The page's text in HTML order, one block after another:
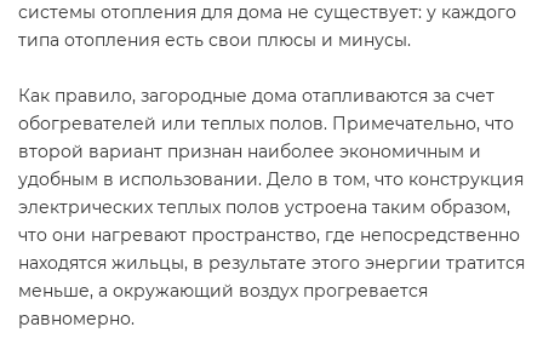
системы отопления для дома не существует: у каждого
типа отопления есть свои плюсы и минусы.
Как правило, загородные дома отапливаются за счет
обогревателей или теплых полов. Примечательно, что
второй вариант признан наиболее экономичным и
удобным в использовании. Дело в том, что конструкция
электрических теплых полов устроена таким образом,
что они нагревают пространство, где непосредственно
находятся жильцы, в результате этого энергии тратится
меньше, а окружающий воздух прогревается
равномерно.